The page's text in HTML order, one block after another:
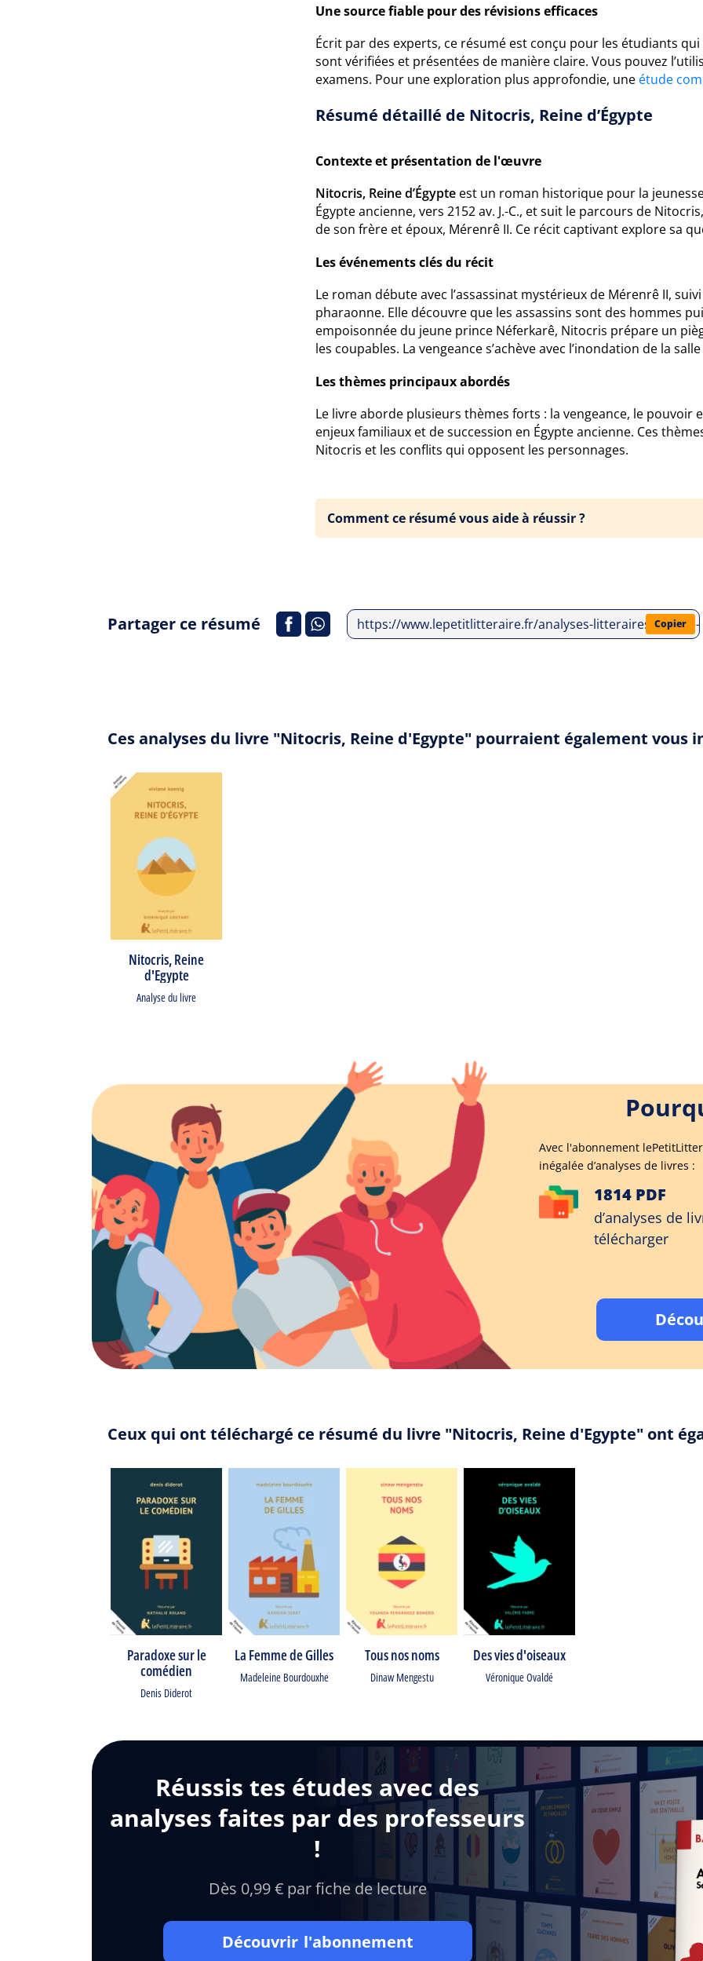
Une source fiable pour des révisions efficaces
Écrit par des experts, ce résumé est conçu pour les étudiants
sont vérifiées et présentées de manière claire. Vous pouvez
examens. Pour une exploration plus approfondie, une étude
Résumé détaillé de Nitocris, Reine d’Égypte
Contexte et présentation de l'œuvre
Nitocris, Reine d’Égypte est un roman historique pour la
Égypte ancienne, vers 2152 av. J.-C., et suit le parcours de
de son frère et époux, Mérenrê II. Ce récit captivant explore sa
Les événements clés du récit
Le roman débute avec l’assassinat mystérieux de Mérenrê II,
pharaonne. Elle découvre que les assassins sont des hommes
empoisonnée du jeune prince Néferkarê, Nitocris prépare un
les coupables. La vengeance s’achève avec l’inondation de la
Les thèmes principaux abordés
Le livre aborde plusieurs thèmes forts : la vengeance, le pouvoir
enjeux familiaux et de succession en Égypte ancienne. Ces
Nitocris et les conflits qui opposent les personnages.
Comment ce résumé vous aide à réussir ?
Partager ce résumé https://www.lepetitlitteraire.fr/analyses-litteraires/viviane-
Copier
Ces analyses du livre "Nitocris, Reine d'Egypte" pourraient également vous
Nitocris, Reine
d'Egypte
Analyse du livre
Avec l'abonnement
inégalée d’analyses de livres :
1814 PDF
d’analyses de
télécharger
Ceux qui ont téléchargé ce résumé du livre "Nitocris, Reine d'Egypte" ont
Paradoxe sur le
comédien
Denis Diderot
La Femme de Gilles
Madeleine Bourdouxhe
Tous nos noms
Dinaw Mengestu
Des vies d'oiseaux
Véronique Ovaldé
Réussis tes études avec des
analyses faites par des professeurs
!
Dès 0,99 € par fiche de lecture
Découvrir l'abonnement